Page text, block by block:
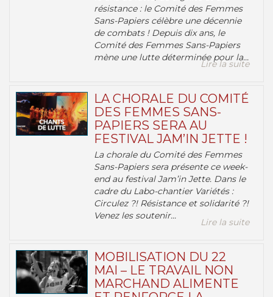
résistance : le Comité des Femmes
Sans-Papiers célèbre une décennie
de combats ! Depuis dix ans, le
Comité des Femmes Sans-Papiers
mène une lutte déterminée pour la...
Lire la suite
LA CHORALE DU COMITÉ
DES FEMMES SANS-
PAPIERS SERA AU
FESTIVAL JAM’IN JETTE !
La chorale du Comité des Femmes
Sans-Papiers sera présente ce week-
end au festival Jam’in Jette. Dans le
cadre du Labo-chantier Variétés :
Circulez ?! Résistance et solidarité ?!
Venez les soutenir...
Lire la suite
MOBILISATION DU 22
MAI – LE TRAVAIL NON
MARCHAND ALIMENTE